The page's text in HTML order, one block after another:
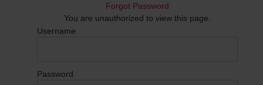
Forgot Password
You are unauthorized to view this page.
Username
Password